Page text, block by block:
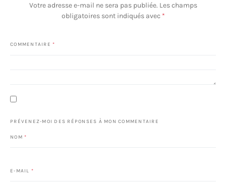
Votre adresse e-mail ne sera pas publiée. Les champs
obligatoires sont indiqués avec *
COMMENTAIRE *
PRÉVENEZ-MOI DES RÉPONSES À MON COMMENTAIRE
NOM *
E-MAIL *